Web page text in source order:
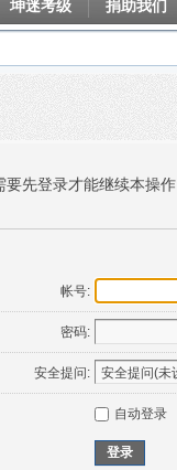
坤迷考级 捐助我们
要先登录才能继续本操作
帐号:
密码:
安全提问:
自动登录
登录